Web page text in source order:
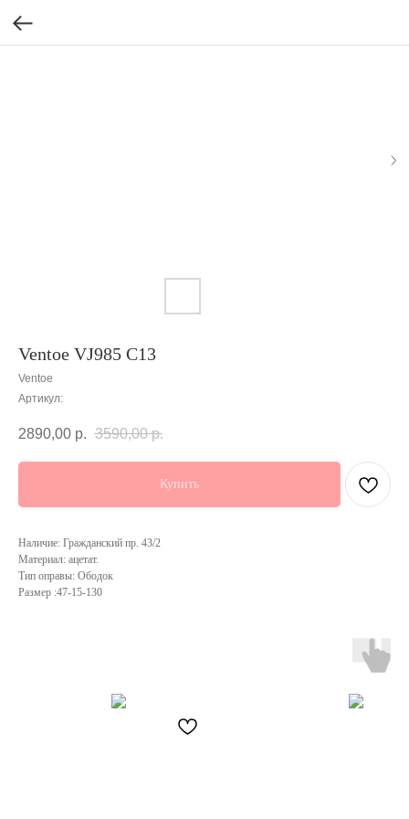
Ventoe VJ985 C13
Ventoe
Артикул:
2890,00 р. 3590,00 р.
Купить
Наличие: Гражданский пр. 43/2
Материал: ацетат.
Тип оправы: Ободок
Размер :47-15-130